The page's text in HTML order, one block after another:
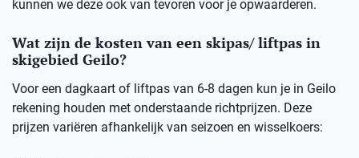
kunnen we deze ook van tevoren voor je opwaarderen.
Wat zijn de kosten van een skipas/ liftpas in
skigebied Geilo?
Voor een dagkaart of liftpas van 6-8 dagen kun je in Geilo
rekening houden met onderstaande richtprijzen. Deze
prijzen variëren afhankelijk van seizoen en wisselkoers: